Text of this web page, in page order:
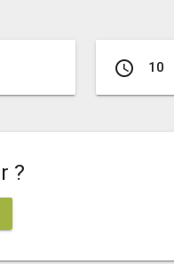
access_time 10
?